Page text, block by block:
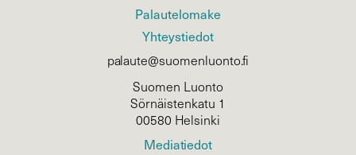
Palautelomake
Yhteystiedot
palaute@suomenluonto.fi
Suomen Luonto
Sörnäistenkatu 1
00580 Helsinki
Mediatiedot